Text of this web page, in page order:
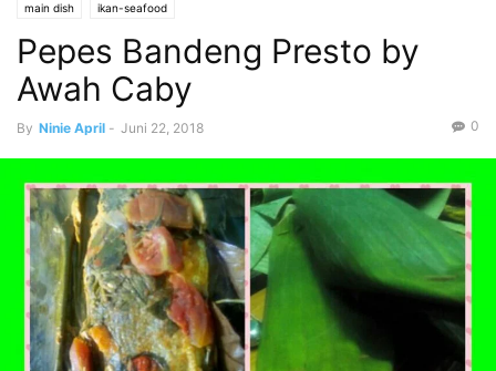
main dish ikan-seafood
Pepes Bandeng Presto by
Awah Caby
By Ninie April - Juni 22, 2018 0